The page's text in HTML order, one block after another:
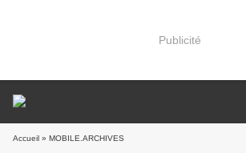
Publicité
Accueil » MOBILE.ARCHIVES